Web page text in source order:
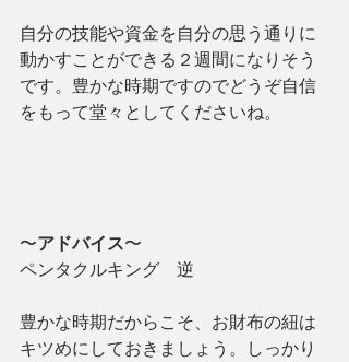
自分の技能や資金を自分の思う通りに
動かすことができる２週間になりそう
です。豊かな時期ですのでどうぞ自信
をもって堂々としてくださいね。
〜アドバイス〜
ペンタクルキング　逆
豊かな時期だからこそ、お財布の紐は
キツめにしておきましょう。しっかり